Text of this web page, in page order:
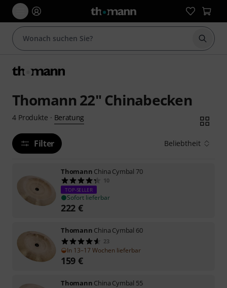
Suche
Thomann 22" Chinabecken
4 Produkte · Beratung
Filter Beliebtheit
Thomann China Cymbal 70
10
TOP-SELLER
Sofort lieferbar
222 €
Thomann China Cymbal 60
23
In 13–17 Wochen lieferbar
159 €
Thomann China Cymbal 55